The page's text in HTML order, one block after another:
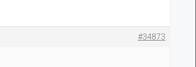
#34873